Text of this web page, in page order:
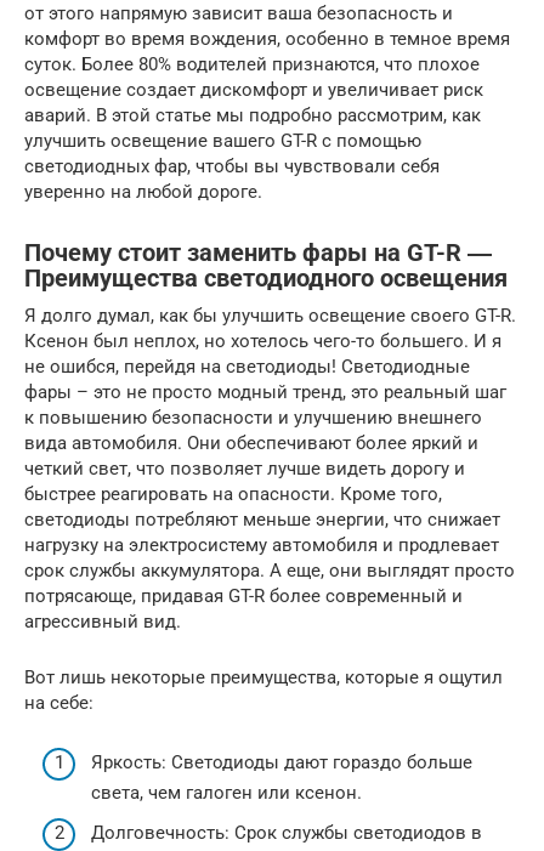
от этого напрямую зависит ваша безопасность и
комфорт во время вождения, особенно в темное время
суток. Более 80% водителей признаются, что плохое
освещение создает дискомфорт и увеличивает риск
аварий. В этой статье мы подробно рассмотрим, как
улучшить освещение вашего GT-R с помощью
светодиодных фар, чтобы вы чувствовали себя
уверенно на любой дороге.
Почему стоит заменить фары на GT-R ―
Преимущества светодиодного освещения
Я долго думал, как бы улучшить освещение своего GT-R.
Ксенон был неплох, но хотелось чего-то большего. И я
не ошибся, перейдя на светодиоды! Светодиодные
фары – это не просто модный тренд, это реальный шаг
к повышению безопасности и улучшению внешнего
вида автомобиля. Они обеспечивают более яркий и
четкий свет, что позволяет лучше видеть дорогу и
быстрее реагировать на опасности. Кроме того,
светодиоды потребляют меньше энергии, что снижает
нагрузку на электросистему автомобиля и продлевает
срок службы аккумулятора. А еще, они выглядят просто
потрясающе, придавая GT-R более современный и
агрессивный вид.
Вот лишь некоторые преимущества, которые я ощутил
на себе:
Яркость: Светодиоды дают гораздо больше
света, чем галоген или ксенон.
Долговечность: Срок службы светодиодов в